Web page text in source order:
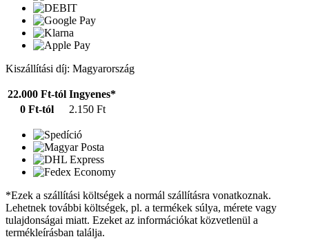
Kiszállítási díj: Magyarország
22.000 Ft-tól Ingyenes*
0 Ft-tól
2.150 Ft
*Ezek a szállítási költségek a normál szállításra vonatkoznak.
Lehetnek további költségek, pl. a termékek súlya, mérete vagy
tulajdonságai miatt. Ezeket az információkat közvetlenül a
termékleírásban találja.